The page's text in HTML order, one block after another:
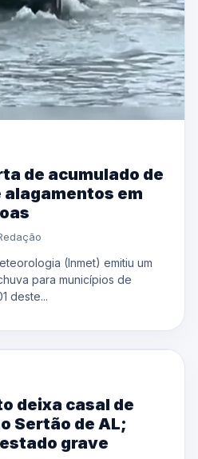
de acumulado de
alagamentos em
(Inmet) emitiu um
para municípios de
deste...
deixa casal de
Sertão de AL;
grave